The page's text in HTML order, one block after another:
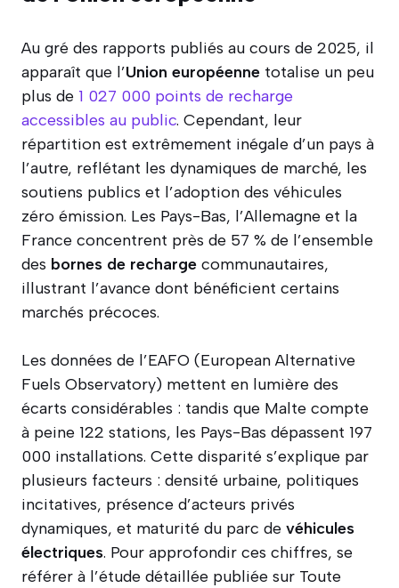
Au gré des rapports publiés au cours de 2025, il
apparaît que l’Union européenne totalise un peu
plus de 1 027 000 points de recharge
accessibles au public. Cependant, leur
répartition est extrêmement inégale d’un pays à
l’autre, reflétant les dynamiques de marché, les
soutiens publics et l’adoption des véhicules
zéro émission. Les Pays-Bas, l’Allemagne et la
France concentrent près de 57 % de l’ensemble
des bornes de recharge communautaires,
illustrant l’avance dont bénéficient certains
marchés précoces.
Les données de l’EAFO (European Alternative
Fuels Observatory) mettent en lumière des
écarts considérables : tandis que Malte compte
à peine 122 stations, les Pays-Bas dépassent 197
000 installations. Cette disparité s’explique par
plusieurs facteurs : densité urbaine, politiques
incitatives, présence d’acteurs privés
dynamiques, et maturité du parc de véhicules
électriques. Pour approfondir ces chiffres, se
référer à l’étude détaillée publiée sur Toute